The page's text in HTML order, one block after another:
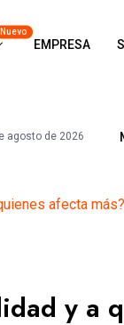
Nuevo
EMPRESA
Trujillo
afecta más?
y a